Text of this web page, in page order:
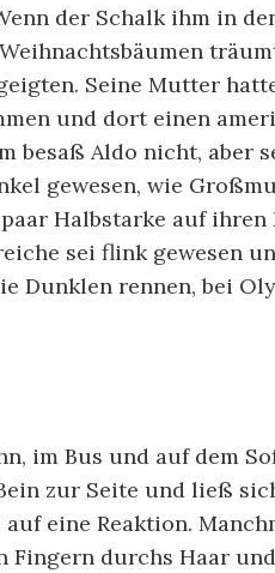
der Schalk ihm in
Seine Mutter
und dort einen
besaß Aldo nicht, aber
gewesen, wie
Halbstarke auf ihren
sei flink gewesen
Dunklen rennen, bei
im Bus und auf dem
zur Seite und ließ
eine Reaktion.
durchs Haar